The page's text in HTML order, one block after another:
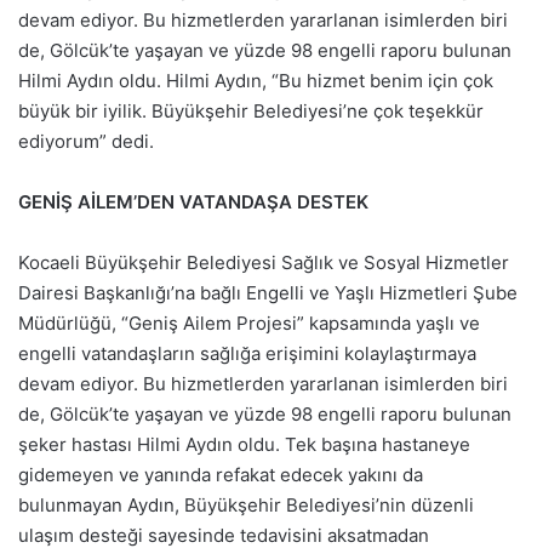
a
g
ö
n
r
e
k
devam ediyor. Bu hizmetlerden yararlanan isimlerden biri
de, Gölcük’te yaşayan ve yüzde 98 engelli raporu bulunan
Hilmi Aydın oldu. Hilmi Aydın, “Bu hizmet benim için çok
büyük bir iyilik. Büyükşehir Belediyesi’ne çok teşekkür
ediyorum” dedi.
GENİŞ AİLEM’DEN VATANDAŞA DESTEK
Kocaeli Büyükşehir Belediyesi Sağlık ve Sosyal Hizmetler
Dairesi Başkanlığı’na bağlı Engelli ve Yaşlı Hizmetleri Şube
Müdürlüğü, “Geniş Ailem Projesi” kapsamında yaşlı ve
engelli vatandaşların sağlığa erişimini kolaylaştırmaya
devam ediyor. Bu hizmetlerden yararlanan isimlerden biri
de, Gölcük’te yaşayan ve yüzde 98 engelli raporu bulunan
şeker hastası Hilmi Aydın oldu. Tek başına hastaneye
gidemeyen ve yanında refakat edecek yakını da
bulunmayan Aydın, Büyükşehir Belediyesi’nin düzenli
ulaşım desteği sayesinde tedavisini aksatmadan